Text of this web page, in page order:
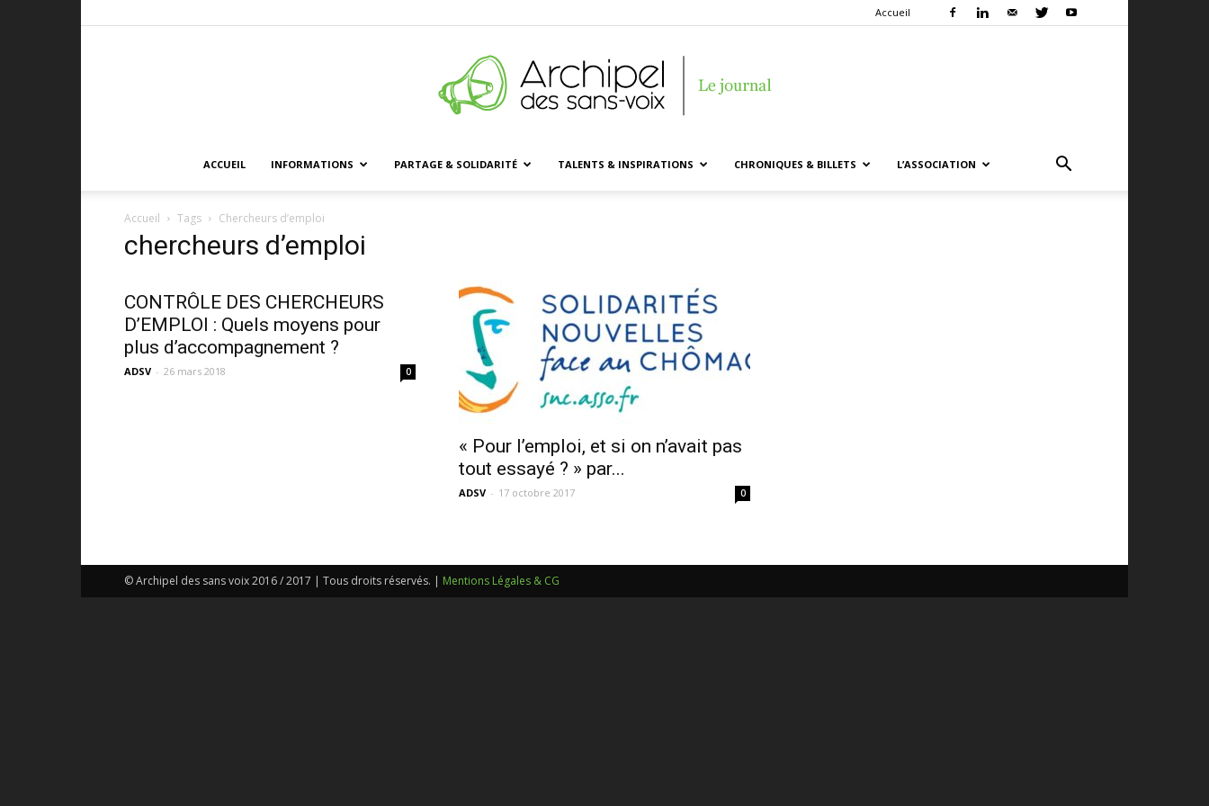
Accueil
des
sans-
ACCUEIL INFORMATIONS PARTAGE & SOLIDARITÉ TALENTS & INSPIRATIONS CHRONIQUES & BILLETS L’ASSOCIATION
Accueil Tags Chercheurs d’emploi
chercheurs d’emploi
CONTRÔLE DES CHERCHEURS
D’EMPLOI : Quels moyens pour
plus d’accompagnement ?
ADSV - 26 mars 2018 0
« Pour l’emploi, et si on n’avait pas
tout essayé ? » par...
ADSV - 17 octobre 2017 0
© Archipel des sans voix 2016 / 2017 | Tous droits réservés. | Mentions Légales & CG